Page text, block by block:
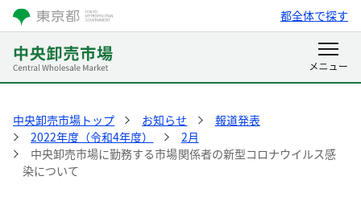
都全体で探す
中央卸売市場トップ お知らせ
報道発表
2022年度（令和4年度）
2月
中央卸売市場に勤務する市場関係者の新型コロナウイルス感
染について